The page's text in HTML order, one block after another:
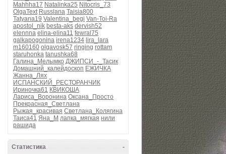
Mahhha17 Natalinka25 Nitocris_73
OlgaText Russlana Taisia800
Tatyana19 Valentina_begi Van-Toi-Ra
apostol_nik besta-aks dervish52
elennna elina-elina11 fewral75
galkapogonina irena1234 lira_lara
m160160 olgavosk57 ringing rottam
staruhonka tanushka68
Галина_Мелымко ДЖИПСИ_-_Тасик
Домашний_калейдоскоп ЕЖИЧКА
Жанна_Лях
ИСПАНСКИЙ_РЕСТОРАНЧИК
Ириночка61 КВИКОША
Лариса_Воронина Оксана_Просто
Прекрасная_Светлана
Рыжая_красивая Светлана_Колягина
Таиса41 Яна_М лапка_мягкая нили
рашида
-
Статистика